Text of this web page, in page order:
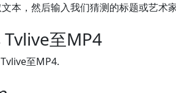
本，然后输入我们猜测的标题或艺术
至MP4
至MP4.